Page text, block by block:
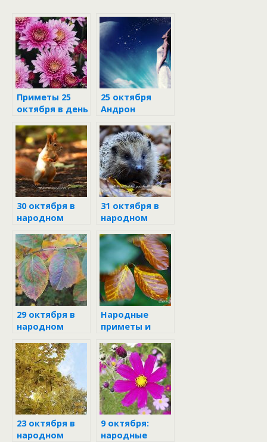
Приметы 25
октября в день
звездочёта
25 октября
Андрон
30 октября в
народном
31 октября в
народном
29 октября в
народном
Народные
приметы и
октября
23 октября в
народном
9 октября:
народные